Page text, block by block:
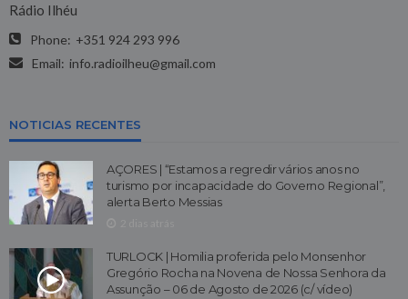
Rádio Ilhéu
Phone: +351 924 293 996
Email: info.radioilheu@gmail.com
NOTICIAS RECENTES
AÇORES | “Estamos a regredir vários anos no
turismo por incapacidade do Governo Regional”,
alerta Berto Messias
TURLOCK | Homilia proferida pelo Monsenhor
Gregório Rocha na Novena de Nossa Senhora da
Assunção – 06 de Agosto de 2026 (c/ vídeo)